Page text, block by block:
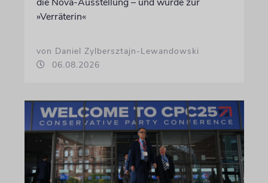
»Verräterin«
von Daniel Zylbersztajn-Lewandowski
06.08.2026